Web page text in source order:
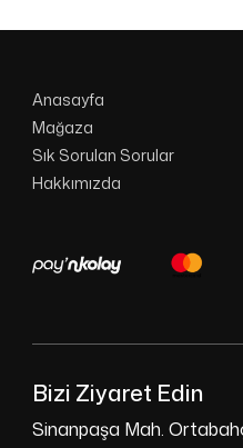
Bizi Ziyaret Edin
Sinanpaşa Mah.
Anasayfa
Mağaza
Sık Sorulan Sorular
Hakkımızda